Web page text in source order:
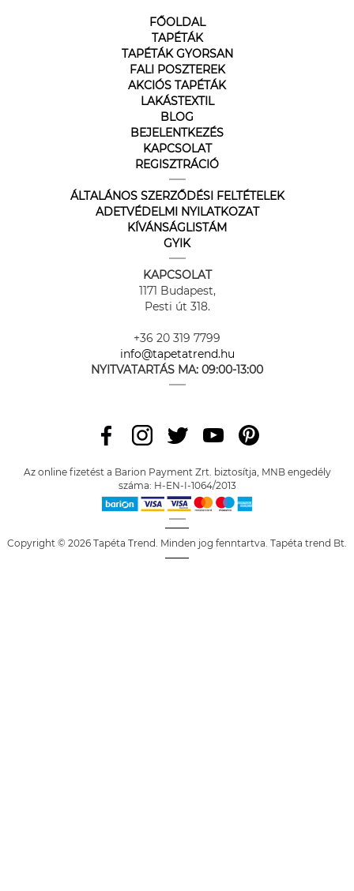
FŐOLDAL
TAPÉTÁK
TAPÉTÁK GYORSAN
FALI POSZTEREK
AKCIÓS TAPÉTÁK
LAKÁSTEXTIL
BLOG
BEJELENTKEZÉS
KAPCSOLAT
REGISZTRÁCIÓ
ÁLTALÁNOS SZERZŐDÉSI FELTÉTELEK
ADETVÉDELMI NYILATKOZAT
KÍVÁNSÁGLISTÁM
GYIK
KAPCSOLAT
1171 Budapest,
Pesti út 318.
+36 20 319 7799
info@tapetatrend.hu
NYITVATARTÁS MA: 09:00-13:00
Az online fizetést a Barion Payment Zrt. biztosítja, MNB engedély
száma: H-EN-I-1064/2013
Copyright © 2026 Tapéta Trend. Minden jog fenntartva. Tapéta trend Bt.